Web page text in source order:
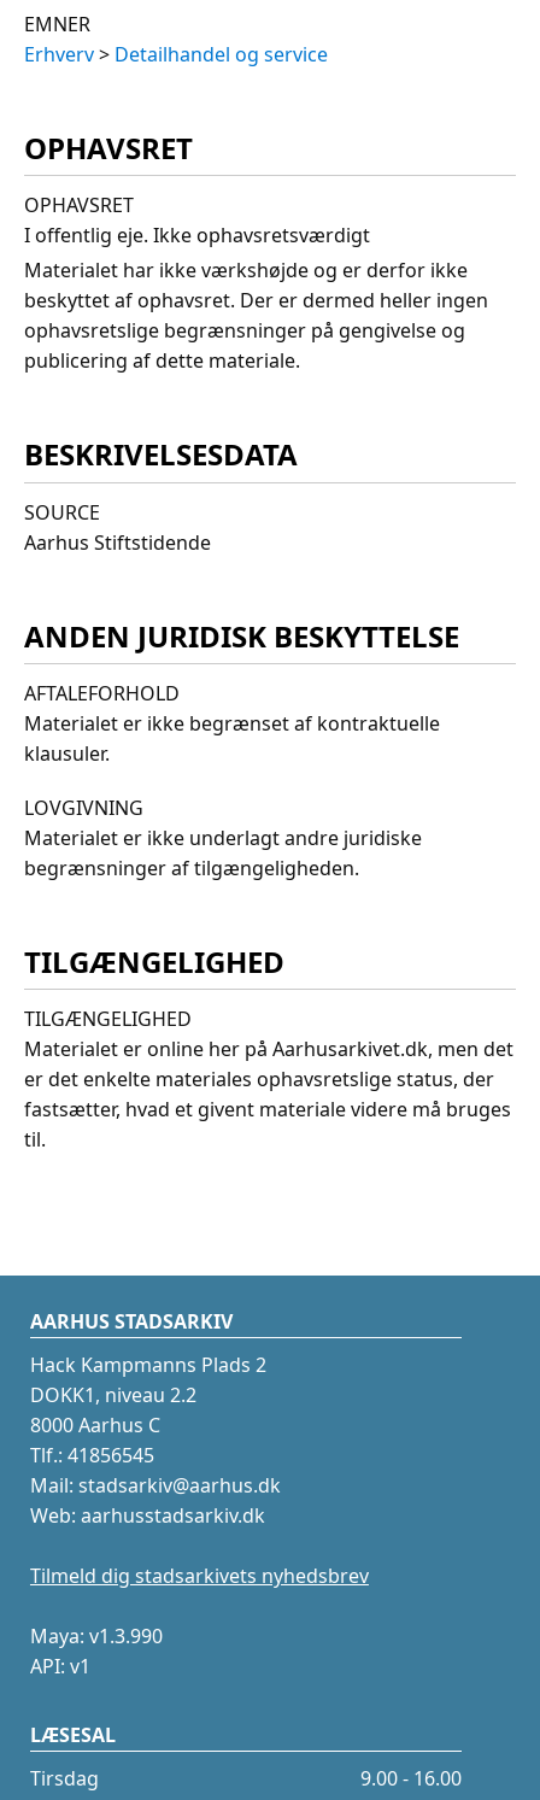
EMNER
Erhverv> Detailhandel og service
OPHAVSRET
OPHAVSRET
I offentlig eje. Ikke ophavsretsværdigt
Materialet har ikke værkshøjde og er derfor ikke
beskyttet af ophavsret. Der er dermed heller ingen
ophavsretslige begrænsninger på gengivelse og
publicering af dette materiale.
BESKRIVELSESDATA
SOURCE
Aarhus Stiftstidende
ANDEN JURIDISK BESKYTTELSE
AFTALEFORHOLD
Materialet er ikke begrænset af kontraktuelle
klausuler.
LOVGIVNING
Materialet er ikke underlagt andre juridiske
begrænsninger af tilgængeligheden.
TILGÆNGELIGHED
TILGÆNGELIGHED
Materialet er online her på Aarhusarkivet.dk, men det
er det enkelte materiales ophavsretslige status, der
fastsætter, hvad et givent materiale videre må bruges
til.
AARHUS STADSARKIV
Hack Kampmanns Plads 2
DOKK1, niveau 2.2
8000 Aarhus C
Tlf.: 41856545
Mail: stadsarkiv@aarhus.dk
Web: aarhusstadsarkiv.dk
Tilmeld dig stadsarkivets nyhedsbrev
Maya: v1.3.990
API: v1
LÆSESAL
Tirsdag
9.00 - 16.00